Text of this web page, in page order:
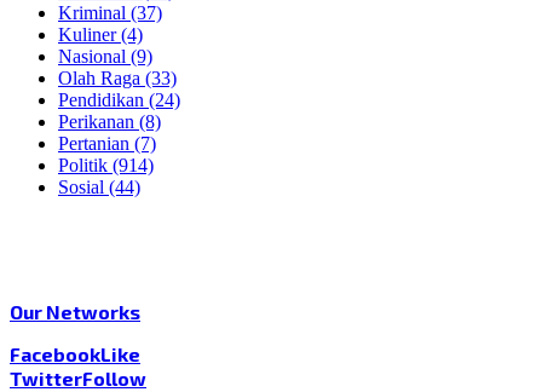
Kriminal (37)
Kuliner(4)
Nasional (9)
Olah Raga (33)
Pendidikan (24)
Perikanan (8)
Pertanian (7)
Politik (914)
Sosial (44)
Our Networks
FacebookLike
TwitterFollow